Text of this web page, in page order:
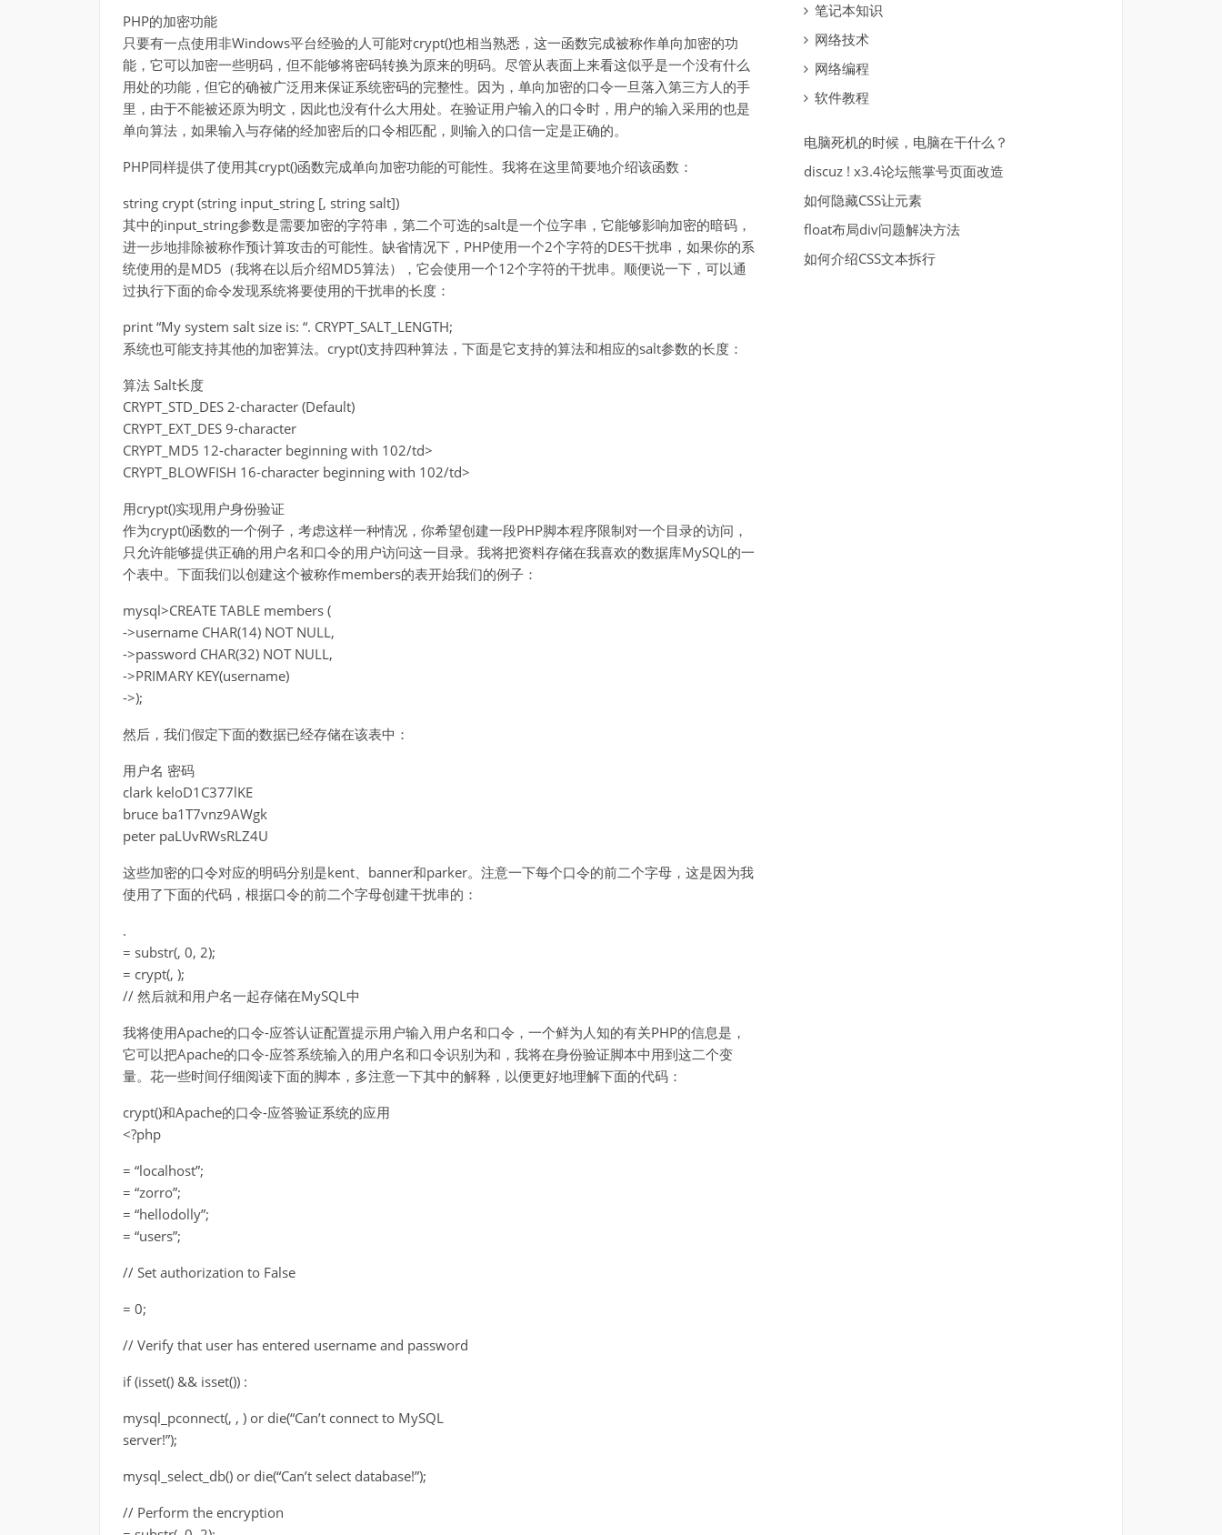
PHP的加密功能
只要有一点使用非Windows平台经验的人可能对crypt()也相当熟悉，这一函数完成被称作单向加密的功
能，它可以加密一些明码，但不能够将密码转换为原来的明码。尽管从表面上来看这似乎是一个没有什么
用处的功能，但它的确被广泛用来保证系统密码的完整性。因为，单向加密的口令一旦落入第三方人的手
里，由于不能被还原为明文，因此也没有什么大用处。在验证用户输入的口令时，用户的输入采用的也是
单向算法，如果输入与存储的经加密后的口令相匹配，则输入的口信一定是正确的。
PHP同样提供了使用其crypt()函数完成单向加密功能的可能性。我将在这里简要地介绍该函数：
string crypt (string input_string [, string salt])
其中的input_string参数是需要加密的字符串，第二个可选的salt是一个位字串，它能够影响加密的暗码，
进一步地排除被称作预计算攻击的可能性。缺省情况下，PHP使用一个2个字符的DES干扰串，如果你的系
统使用的是MD5（我将在以后介绍MD5算法），它会使用一个12个字符的干扰串。顺便说一下，可以通
过执行下面的命令发现系统将要使用的干扰串的长度：
print “My system salt size is: “. CRYPT_SALT_LENGTH;
系统也可能支持其他的加密算法。crypt()支持四种算法，下面是它支持的算法和相应的salt参数的长度：
算法 Salt长度
CRYPT_STD_DES 2-character (Default)
CRYPT_EXT_DES 9-character
CRYPT_MD5 12-character beginning with 102/td>
CRYPT_BLOWFISH 16-character beginning with 102/td>
用crypt()实现用户身份验证
作为crypt()函数的一个例子，考虑这样一种情况，你希望创建一段PHP脚本程序限制对一个目录的访问，
只允许能够提供正确的用户名和口令的用户访问这一目录。我将把资料存储在我喜欢的数据库MySQL的一
个表中。下面我们以创建这个被称作members的表开始我们的例子：
mysql>CREATE TABLE members (
->username CHAR(14) NOT NULL,
->password CHAR(32) NOT NULL,
->PRIMARY KEY(username)
->);
然后，我们假定下面的数据已经存储在该表中：
用户名 密码
clark keloD1C377lKE
bruce ba1T7vnz9AWgk
peter paLUvRWsRLZ4U
这些加密的口令对应的明码分别是kent、banner和parker。注意一下每个口令的前二个字母，这是因为我
使用了下面的代码，根据口令的前二个字母创建干扰串的：
.
= substr(, 0, 2);
= crypt(, );
// 然后就和用户名一起存储在MySQL中
我将使用Apache的口令-应答认证配置提示用户输入用户名和口令，一个鲜为人知的有关PHP的信息是，
它可以把Apache的口令-应答系统输入的用户名和口令识别为和，我将在身份验证脚本中用到这二个变
量。花一些时间仔细阅读下面的脚本，多注意一下其中的解释，以便更好地理解下面的代码：
crypt()和Apache的口令-应答验证系统的应用
<?php
= “localhost”;
= “zorro”;
= “hellodolly”;
= “users”;
// Set authorization to False
= 0;
// Verify that user has entered username and password
if (isset() && isset()) :
mysql_pconnect(, , ) or die(“Can’t connect to MySQL
server!”);
mysql_select_db() or die(“Can’t select database!”);
// Perform the encryption
笔记本知识
网络技术
网络编程
软件教程
电脑死机的时候，电脑在干什么？
discuz ! x3.4论坛熊掌号页面改造
如何隐藏CSS让元素
float布局div问题解决方法
如何介绍CSS文本拆行